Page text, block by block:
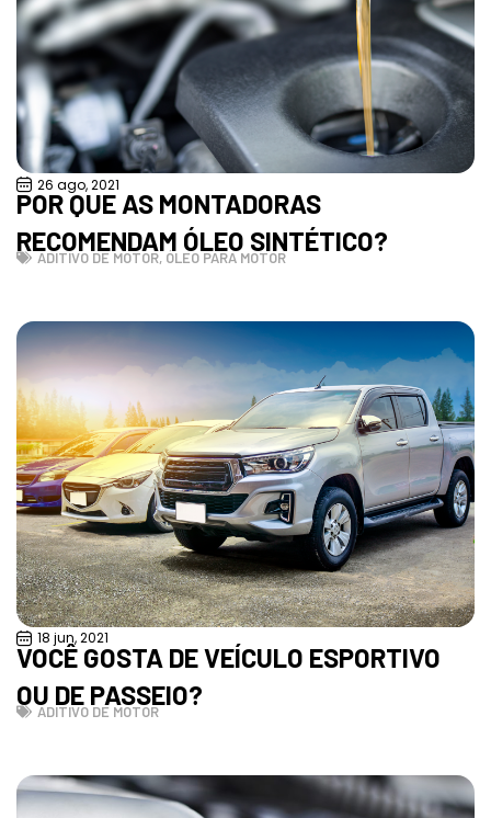
26 ago, 2021
POR QUE AS MONTADORAS
RECOMENDAM ÓLEO SINTÉTICO?
ADITIVO DE MOTOR, ÓLEO PARA MOTOR
18 jun, 2021
VOCÊ GOSTA DE VEÍCULO ESPORTIVO
OU DE PASSEIO?
ADITIVO DE MOTOR